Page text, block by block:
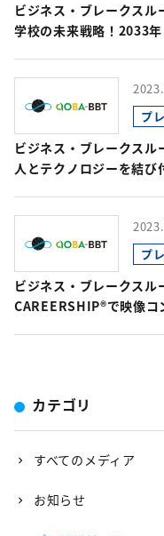
ビジネス・ブレークス
学校の未来戦略！2033
プ
ビジネス・ブレークスル
人とテクノロジーを結び
プ
ビジネス・ブレークス
CAREERSHIP®で映像
カテゴリ
すべてのメディア
お知らせ